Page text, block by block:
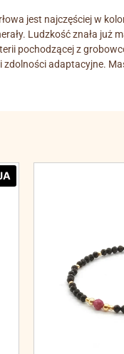
jest najczęściej w
Ludzkość znała już
pochodzącej z
adaptacyjne.